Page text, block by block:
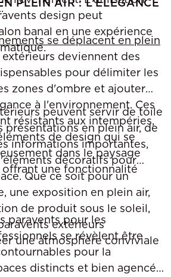
design peut
banal en une expérience
PLEIN AIR : L’ÉLÉGANCE
se déplacent en plein
extérieurs deviennent des
pour délimiter les
zones d'ombre et ajouter
à l'environnement. Ces
résistants aux intempéries,
de design qui se
dans le paysage
une fonctionnalité
peuvent servir de toile
présentations en plein air, de
informations importantes,
décoratifs pour
Que ce soit pour un
une exposition en plein air,
de produit sous le soleil,
extérieurs
une atmosphère conviviale
paravents pour les
se révèlent être
pour la
distincts et bien agencés.